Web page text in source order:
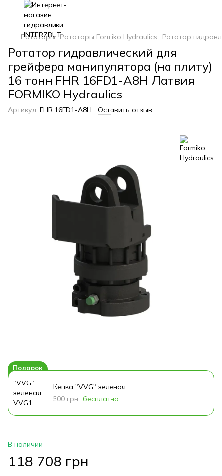
Ротаторы Ротаторы Formiko Hydraulics Ротатор
Ротатор гидравлический для
грейфера манипулятора (на плиту)
16 тонн FHR 16FD1-A8H Латвия
FORMIKO Hydraulics
Артикул: FHR 16FD1-A8H Оставить отзыв
Подарок
Кепка "VVG" зеленая
500 грн бесплатно
В наличии
118 708 грн